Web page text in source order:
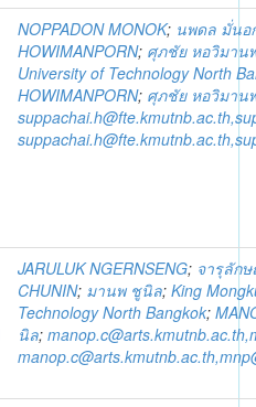
NOPPADON MONOK; นพดล มั่นอ
HOWIMANPORN; ศุภชัย หอวิมาน
University of Technology North
HOWIMANPORN; ศุภชัย หอวิมาน
JARULUK NGERNSENG; จารุลัก
CHUNIN; มานพ ชูนิล; King
Technology North Bangkok;
นิล;